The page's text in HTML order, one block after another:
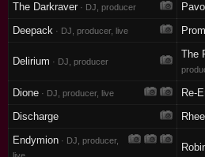
The Darkraver · DJ, producer Pavo
Deepack · DJ, producer, live
Delirium · DJ, producer
The
Dione · DJ, producer, live
Re-
Discharge
Endymion · DJ, producer,